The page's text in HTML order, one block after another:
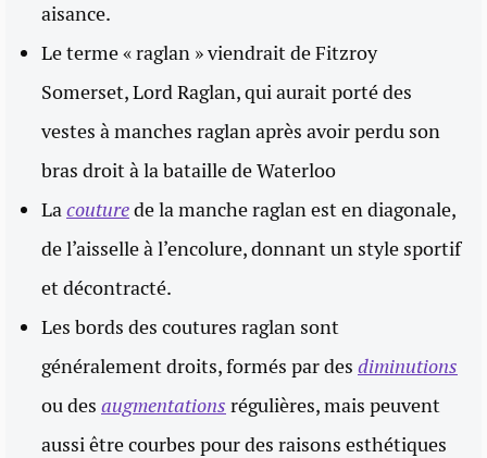
aisance.
Le terme « raglan » viendrait de Fitzroy
Somerset, Lord Raglan, qui aurait porté des
vestes à manches raglan après avoir perdu son
bras droit à la bataille de Waterloo
Lacouturede la manche raglan est en diagonale,
de l’aisselle à l’encolure, donnant un style sportif
et décontracté.
Les bords des coutures raglan sont
généralement droits, formés par des diminutions
ou des augmentations régulières, mais peuvent
aussi être courbes pour des raisons esthétiques